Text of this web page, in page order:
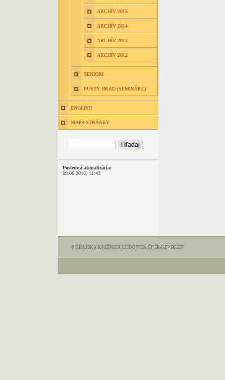
ARCHÍV 2015
ARCHÍV 2014
ARCHÍV 2013
ARCHÍV 2012
SENIORI
PUSTÝ HRAD (SEMINÁRE)
ENGLISH
MAPA STRÁNKY
Posledná aktualizácia:
09.06.2016, 11:43
© KRAJSKÁ KNIŽNICA ĽUDOVÍTA ŠTÚRA ZVOLEN